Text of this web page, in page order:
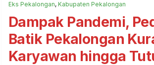
Eks Pekalongan, Kabupaten Pekalongan
Dampak Pandemi,
Batik Pekalongan
Karyawan hingga